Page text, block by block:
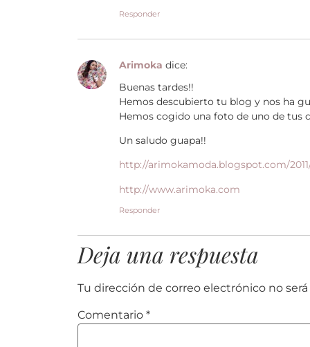
Responder
Arimoka dice:
Buenas tardes!!
Hemos descubierto tu blog y nos ha
Hemos cogido una foto de uno de tus
Un saludo guapa!!
http://arimokamoda.blogspot.com/
http://www.arimoka.com
Responder
Deja una respuesta
Tu dirección de correo electrónico no
Comentario *